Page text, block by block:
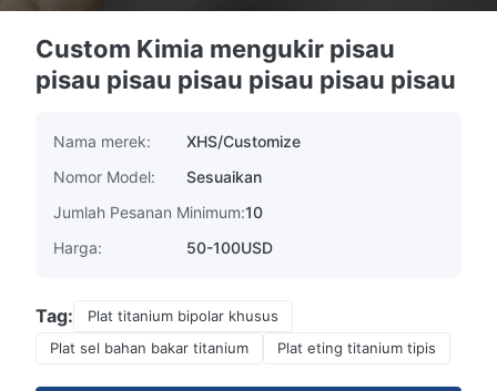
Custom Kimia mengukir pisau
pisau pisau pisau pisau pisau pisau
Nama merek:
XHS/Customize
Nomor Model:
Sesuaikan
Jumlah Pesanan Minimum:10
Harga:
50-100USD
Tag:
Plat titanium bipolar khusus
Plat sel bahan bakar titanium
Plat eting titanium tipis